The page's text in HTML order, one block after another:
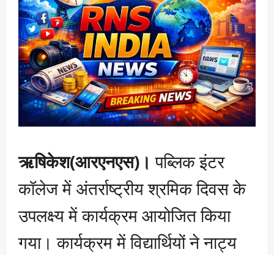
ऋषिकेश(आरएनएस)। पब्लिक इंटर
कॉलेज में अंतर्राष्ट्रीय श्रमिक दिवस के
उपलक्ष्य में कार्यक्रम आयोजित किया
गया। कार्यक्रम में विद्यार्थियों ने नाट्य